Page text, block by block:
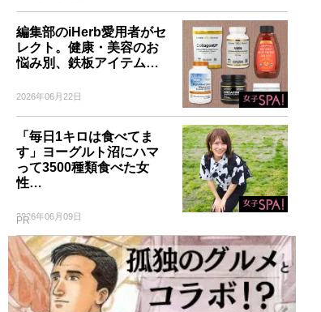
編集部のiHerb愛用者がセ
レクト。健康・美容のお
悩み別、鉄板アイテム…
2026年06月22日
「毎日1キロは食べてま
す」ヨーグルト沼にハマ
って3500種類食べた女
性…
2026年06月09日
PR